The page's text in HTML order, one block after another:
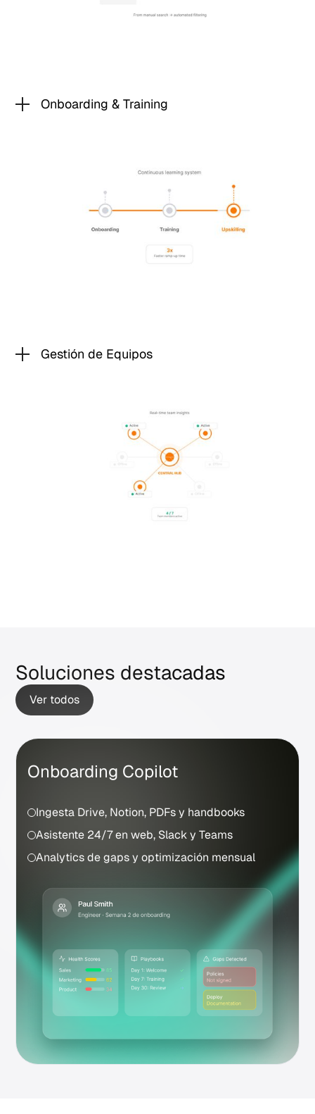
Onboarding & Training
transferencia de conocimiento se automatizan y
personalizan, reduciendo el tiempo de
adaptación y mejorando el rendimiento desde el
primer día.
Gestión de Equipos
y los datos operativos se monitorizan de forma
continua, permitiendo tomar decisiones más
rápidas y optimizar el output del equipo sin
depender de procesos manuales.
Soluciones destacadas
Ver todos
Onboarding Copilot
Ingesta Drive, Notion, PDFs y handbooks
Asistente 24/7 en web, Slack y Teams
Analytics de gaps y optimización mensual